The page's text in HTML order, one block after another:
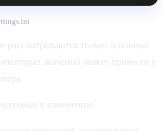
рассматриваются только основные
значений может привести к
к изменению